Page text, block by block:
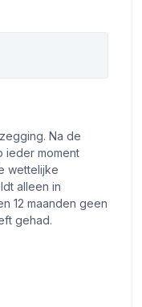
Na de
ieder moment
wettelijke
alleen in
12 maanden geen
gehad.